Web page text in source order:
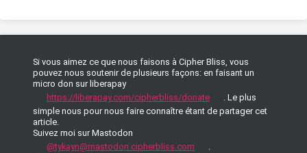
Si vous aimez ce que nous faisons à Cipher Bliss, vous
pouvez nous soutenir de plusieurs façons: en faisant un
micro don sur liberapay
https://liberapay.com/cipherbliss/donate
. Le plus
simple nous pour nous faire connaître étant de partager cet
article.
Suivez moi sur Mastodon
@tykayn@mastodon.cipherbliss.com
.